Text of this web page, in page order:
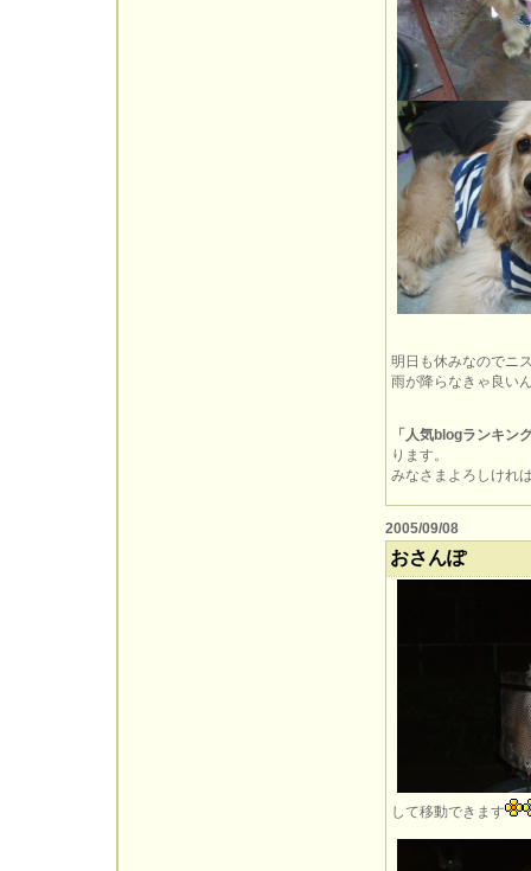
明日も休みなのでニ
雨が降らなきゃ良い
「人気blogランキン
ります。
みなさまよろしけれ
2005/09/08
おさんぽ
して移動できます